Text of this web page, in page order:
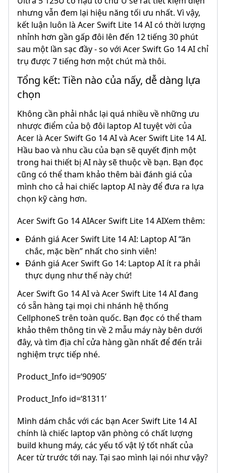
nhưng vẫn đem lại hiệu năng tối ưu nhất. Vì vậy,
kết luận luôn là Acer Swift Lite 14 AI có thời lượng
nhỉnh hơn gần gấp đôi lên đến 12 tiếng 30 phút
sau một lần sạc đầy - so với Acer Swift Go 14 AI chỉ
trụ được 7 tiếng hơn một chút mà thôi.
Tổng kết: Tiền nào của nấy, dễ dàng lựa
chọn
Không cần phải nhắc lại quá nhiều về những ưu
nhược điểm của bộ đôi laptop AI tuyệt vời của
Acer là Acer Swift Go 14 AI và Acer Swift Lite 14 AI.
Hầu bao và nhu cầu của bạn sẽ quyết định một
trong hai thiết bị AI này sẽ thuộc về bạn. Bạn đọc
cũng có thể tham khảo thêm bài đánh giá của
mình cho cả hai chiếc laptop AI này để đưa ra lựa
chọn kỹ càng hơn.
Acer Swift Go 14 AIAcer Swift Lite 14 AIXem thêm:
Đánh giá Acer Swift Lite 14 AI: Laptop AI “ăn
chắc, mặc bền” nhất cho sinh viên!
Đánh giá Acer Swift Go 14: Laptop AI ít ra phải
thực dụng như thế này chứ!
Acer Swift Go 14 AI và Acer Swift Lite 14 AI đang
có sẵn hàng tại mọi chi nhánh hệ thống
CellphoneS trên toàn quốc. Bạn đọc có thể tham
khảo thêm thông tin về 2 mẫu máy này bên dưới
đây, và tìm địa chỉ cửa hàng gần nhất để đến trải
nghiệm trực tiếp nhé.
Product_Info id=‘90905’
Product_Info id=‘81311’
Mình dám chắc với các bạn Acer Swift Lite 14 AI
chính là chiếc laptop văn phòng có chất lượng
build khung máy, các yếu tố vật lý tốt nhất của
Acer từ trước tới nay. Tại sao mình lại nói như vậy?